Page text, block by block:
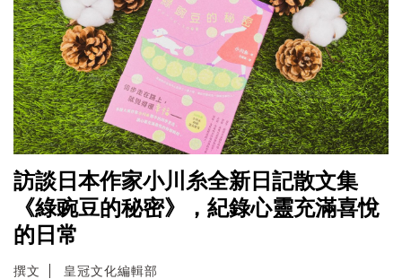
訪談日本作家小川糸全新日記散文集
《綠豌豆的秘密》，紀錄心靈充滿喜悅
的日常
撰文 皇冠文化編輯部